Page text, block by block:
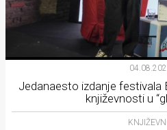
Jedanaesto izdanje festivala
književnosti u